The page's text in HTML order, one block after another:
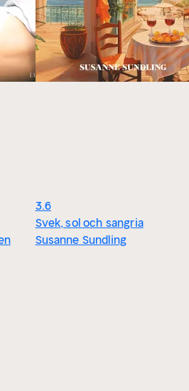
3.6
Svek, sol och sangria
Susanne Sundling